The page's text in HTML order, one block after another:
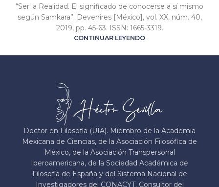
“Ser la Realidad. El significado de conocerse a sí mismo
según Samkara”. Devenires [México], vol. XX, núm. 40,
2019, pp. 45-63. ISSN: 1665-3319.
CONTINUAR LEYENDO
Doctor en Filosofía (UIA). Miembro de la Academia
Mexicana de Ciencias, de la Asociación Filosófica de
México, de la Asociación Transpersonal
Iberoamericana, de la Sociedad Académica de
Filosofía de España y del Sistema Nacional de
Investigadores del CONACYT. Consultor del